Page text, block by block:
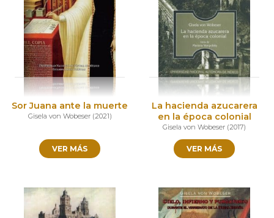
Sor Juana ante la muerte
Gisela von Wobeser(2021)
VER MÁS
La hacienda azucarera
en la época colonial
Gisela von Wobeser (2017)
VER MÁS